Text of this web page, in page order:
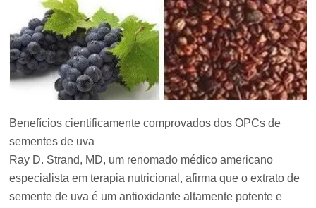
Benefícios cientificamente comprovados dos OPCs de
sementes de uva
Ray D. Strand, MD, um renomado médico americano
especialista em terapia nutricional, afirma que o extrato de
semente de uva é um antioxidante altamente potente e